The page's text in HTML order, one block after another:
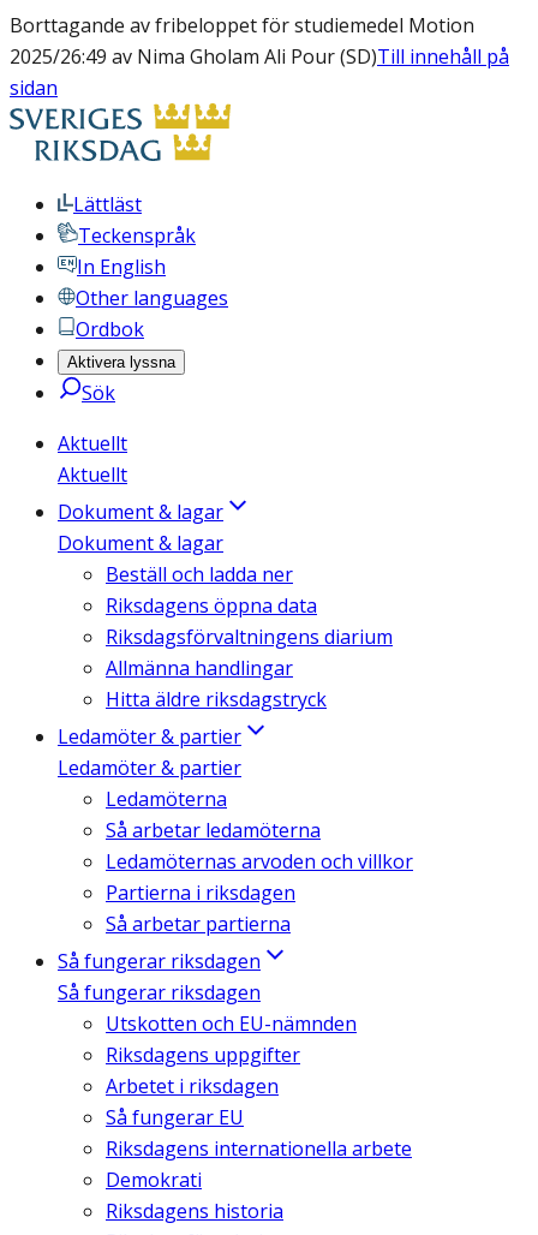
Borttagande av fribeloppet för studiemedel Motion
2025/26:49 av Nima Gholam Ali Pour (SD)Till innehåll på
sidan
Lättläst
Teckenspråk
In English
Other languages
Ordbok
Aktivera lyssna
Sök
Aktuellt
Aktuellt
Dokument & lagar
Dokument & lagar
Beställ och ladda ner
Riksdagens öppna data
Riksdagsförvaltningens diarium
Allmänna handlingar
Hitta äldre riksdagstryck
Ledamöter & partier
Ledamöter & partier
Ledamöterna
Så arbetar ledamöterna
Ledamöternas arvoden och villkor
Partierna i riksdagen
Så arbetar partierna
Så fungerar riksdagen
Så fungerar riksdagen
Utskotten och EU-nämnden
Riksdagens uppgifter
Arbetet i riksdagen
Så fungerar EU
Riksdagens internationella arbete
Demokrati
Riksdagens historia